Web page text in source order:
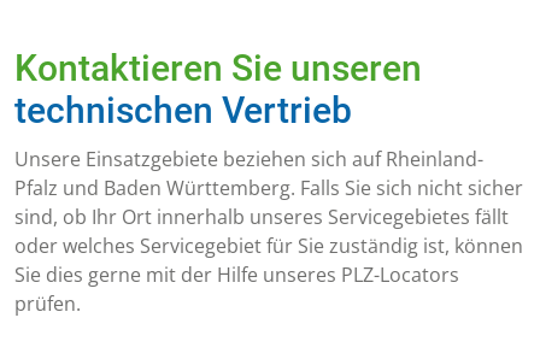
Kontaktieren Sie unseren
technischen Vertrieb
Unsere Einsatzgebiete beziehen sich auf Rheinland-
Pfalz und Baden Württemberg. Falls Sie sich nicht sicher
sind, ob Ihr Ort innerhalb unseres Servicegebietes fällt
oder welches Servicegebiet für Sie zuständig ist, können
Sie dies gerne mit der Hilfe unseres PLZ-Locators
prüfen.